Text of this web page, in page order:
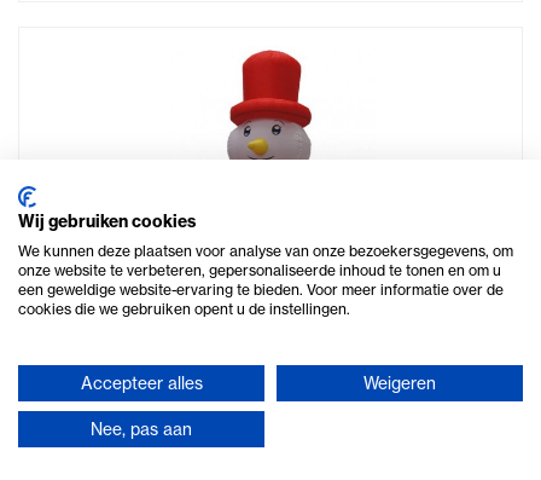
Reuze Sneeuwpop 4 meter
Wij gebruiken cookies
We kunnen deze plaatsen voor analyse van onze bezoekersgegevens, om
onze website te verbeteren, gepersonaliseerde inhoud te tonen en om u
een geweldige website-ervaring te bieden. Voor meer informatie over de
cookies die we gebruiken opent u de instellingen.
Accepteer alles Weigeren
Nee, pas aan